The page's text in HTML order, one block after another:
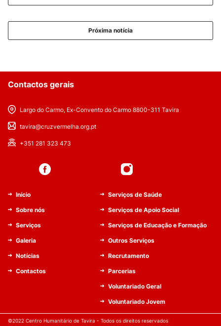
Próxima notícia
Contactos gerais
Largo do Carmo, Ex-Convento do Carmo 8800-311 Tavira
tavira@cruzvermelha.org.pt
+351 281 323 473
Início
Sobre nós
Serviços
Galeria
Notícias
Contactos
Serviços de Saúde
Serviços de Apoio Social
Serviços de Educação e Formação
Outros Serviços
Recrutamento
Parcerias
Voluntariado Geral
Voluntariado Jovem
©2022 Centro Humanitário de Tavira - Todos os direitos reservados